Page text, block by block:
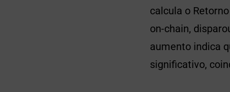
calcula o
on-chain,
aumento indica
significativo,